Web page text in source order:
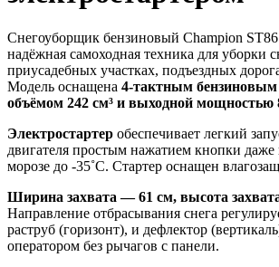
Снегоуборщик бензиновый Champion
надёжная самоходная техника для уборки
приусадебных участках, подъездных
Модель оснащена 4-тактным бензиновым
объёмом 242 см³ и выходной мощностью
Электростартер обеспечивает легкий
двигателя простым нажатием кнопки
морозе до -35˚C. Стартер оснащен
Ширина захвата — 61 см, высота
Направление отбрасывания снега
раструб (горизонт), и дефлектор
оператором без рычагов с панели.